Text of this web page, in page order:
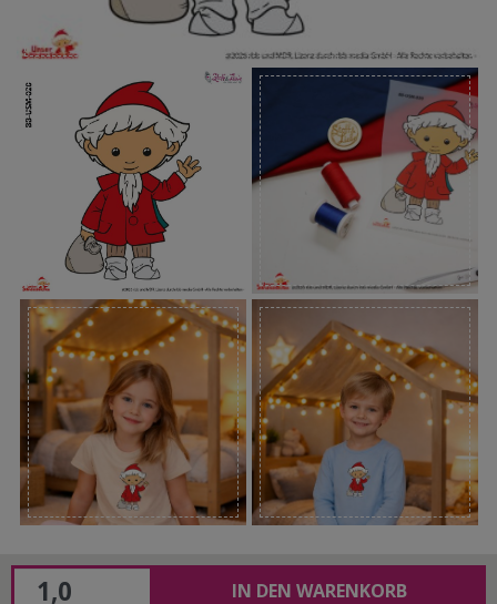
IN DEN WARENKORB